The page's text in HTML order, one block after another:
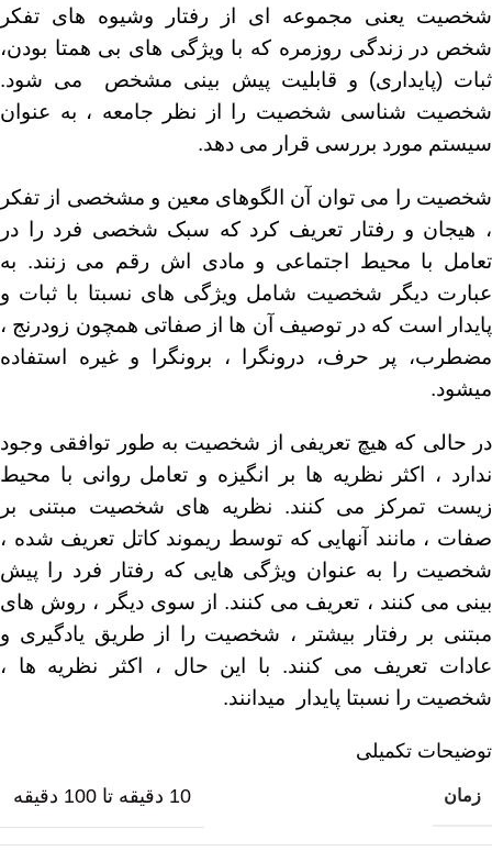
شخصیت یعنی مجموعه ای از رفتار وشیوه های تفکر
شخص در زندگی روزمره که با ویژگی های بی همتا بودن،
ثبات (پایداری) و قابلیت پیش بینی مشخص می شود.
شخصیت شناسی شخصیت را از نظر جامعه ، به عنوان
سیستم مورد بررسی قرار می دهد.
شخصیت را می توان آن الگوهای معین و مشخصی از تفکر
، هیجان و رفتار تعریف کرد که سبک شخصی فرد را در
تعامل با محیط اجتماعی و مادی اش رقم می زنند. به
عبارت دیگر شخصیت شامل ویژگی های نسبتا با ثبات و
پایدار است که در توصیف آن ها از صفاتی همچون زودرنج ،
مضطرب، پر حرف، درونگرا ، برونگرا و غیره استفاده
میشود.
در حالی که هیچ تعریفی از شخصیت به طور توافقی وجود
ندارد ، اکثر نظریه ها بر انگیزه و تعامل روانی با محیط
زیست تمرکز می کنند. نظریه های شخصیت مبتنی بر
صفات ، مانند آنهایی که توسط ریموند کاتل تعریف شده ،
شخصیت را به عنوان ویژگی هایی که رفتار فرد را پیش
بینی می کنند ، تعریف می کنند. از سوی دیگر ، روش های
مبتنی بر رفتار بیشتر ، شخصیت را از طریق یادگیری و
عادات تعریف می کنند. با این حال ، اکثر نظریه ها ،
شخصیت را نسبتا پایدار میدانند.
توضیحات تکمیلی
زمان 10 دقیقه تا 100 دقیقه